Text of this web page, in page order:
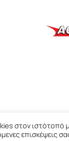
στον ιστότοπό
επισκέψεις